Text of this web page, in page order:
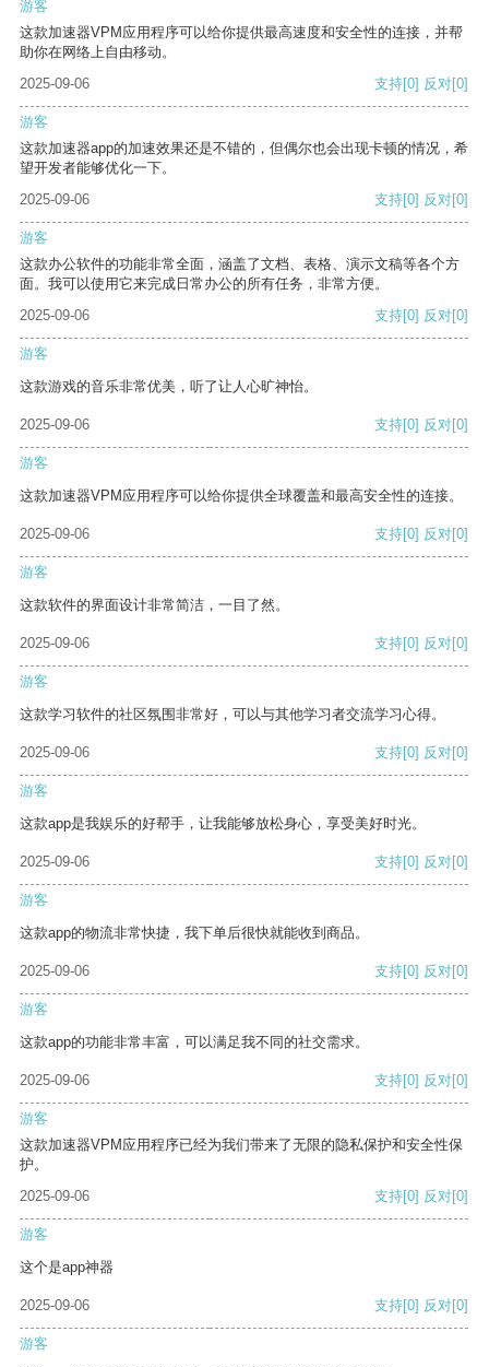
游客
这款加速器VPM应用程序可以给你提供最高速度和安全性的连接，并帮
助你在网络上自由移动。
2025-09-06
支持[0] 反对[0]
游客
这款加速器app的加速效果还是不错的，但偶尔也会出现卡顿的情况，希
望开发者能够优化一下。
2025-09-06
支持[0] 反对[0]
游客
这款办公软件的功能非常全面，涵盖了文档、表格、演示文稿等各个方
面。我可以使用它来完成日常办公的所有任务，非常方便。
2025-09-06
支持[0] 反对[0]
游客
这款游戏的音乐非常优美，听了让人心旷神怡。
2025-09-06 支持[0] 反对[0]
游客
这款加速器VPM应用程序可以给你提供全球覆盖和最高安全性的连接。
2025-09-06 支持[0] 反对[0]
游客
这款软件的界面设计非常简洁，一目了然。
2025-09-06 支持[0] 反对[0]
游客
这款学习软件的社区氛围非常好，可以与其他学习者交流学习心得。
2025-09-06 支持[0] 反对[0]
游客
这款app是我娱乐的好帮手，让我能够放松身心，享受美好时光。
2025-09-06 支持[0] 反对[0]
游客
这款app的物流非常快捷，我下单后很快就能收到商品。
2025-09-06 支持[0] 反对[0]
游客
这款app的功能非常丰富，可以满足我不同的社交需求。
2025-09-06 支持[0] 反对[0]
游客
这款加速器VPM应用程序已经为我们带来了无限的隐私保护和安全性保
护。
2025-09-06
支持[0] 反对[0]
游客
这个是app神器
2025-09-06 支持[0] 反对[0]
游客